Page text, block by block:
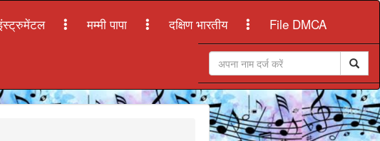
मम्मी पापा दक्षिण भारतीय File DMCA